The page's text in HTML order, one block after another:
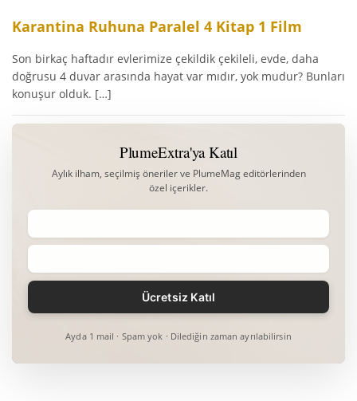
Karantina Ruhuna Paralel 4 Kitap 1 Film
Son birkaç haftadır evlerimize çekildik çekileli, evde, daha
doğrusu 4 duvar arasında hayat var mıdır, yok mudur? Bunları
konuşur olduk. […]
PlumeExtra'ya Katıl
Aylık ilham, seçilmiş öneriler ve PlumeMag editörlerinden
özel içerikler.
Ayda 1 mail · Spam yok · Dilediğin zaman ayrılabilirsin